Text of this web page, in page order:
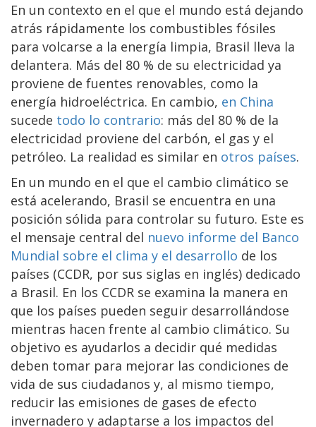
En un contexto en el que el mundo está dejando
atrás rápidamente los combustibles fósiles
para volcarse a la energía limpia, Brasil lleva la
delantera. Más del 80 % de su electricidad ya
proviene de fuentes renovables, como la
energía hidroeléctrica. En cambio, en China
sucede todo lo contrario: más del 80 % de la
electricidad proviene del carbón, el gas y el
petróleo. La realidad es similar en otros países.
En un mundo en el que el cambio climático se
está acelerando, Brasil se encuentra en una
posición sólida para controlar su futuro. Este es
el mensaje central del nuevo informe del Banco
Mundial sobre el clima y el desarrollo de los
países (CCDR, por sus siglas en inglés) dedicado
a Brasil. En los CCDR se examina la manera en
que los países pueden seguir desarrollándose
mientras hacen frente al cambio climático. Su
objetivo es ayudarlos a decidir qué medidas
deben tomar para mejorar las condiciones de
vida de sus ciudadanos y, al mismo tiempo,
reducir las emisiones de gases de efecto
invernadero y adaptarse a los impactos del